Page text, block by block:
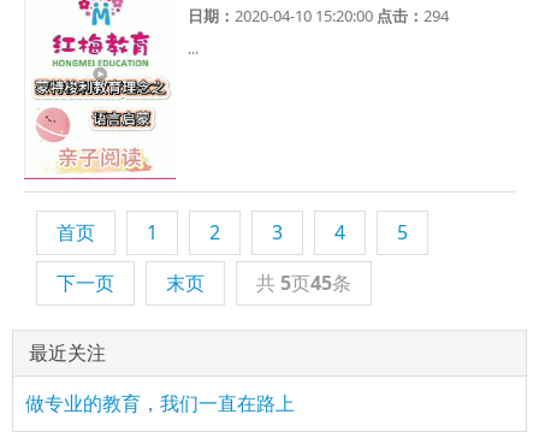
日期： 2020-04-10 15:20:00 点击： 294
...
首页 1 2 3 4
5
下一页
末页 共 5页45条
最近关注
做专业的教育，我们一直在路上